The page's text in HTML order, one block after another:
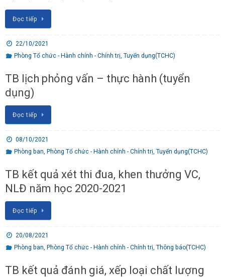
Đọc tiếp
22/10/2021
Phòng Tổ chức - Hành chính - Chính trị Tuyển dụng(TCHC)
TB lịch phỏng vấn – thực hành (tuyển
dụng)
Đọc tiếp
08/10/2021
Phòng ban Phòng Tổ chức - Hành chính - Chính trị Tuyển dụng(TCHC)
TB kết quả xét thi đua, khen thưởng VC,
NLĐ năm học 2020-2021
Đọc tiếp
20/08/2021
Phòng ban Phòng Tổ chức - Hành chính - Chính trị Thông báo(TCHC)
TB kết quả đánh giá, xếp loại chất lượng